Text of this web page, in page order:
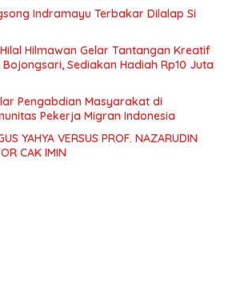
Indramayu Terbakar Dilalap Si
Hilmawan Gelar Tantangan Kreatif
Sediakan Hadiah Rp10 Juta
Pengabdian Masyarakat di
Pekerja Migran Indonesia
YAHYA VERSUS PROF. NAZARUDIN
CAK IMIN